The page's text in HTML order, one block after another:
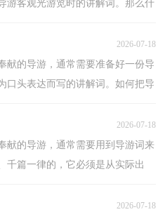
游客观光游览时的讲解词。那么什
2026-07-18
献的导游，通常需要准备好一份导
口头表达而写的讲解词。如何把导
2026-07-18
献的导游，通常需要用到导游词来
千篇一律的，它必须是从实际出
2026-07-18